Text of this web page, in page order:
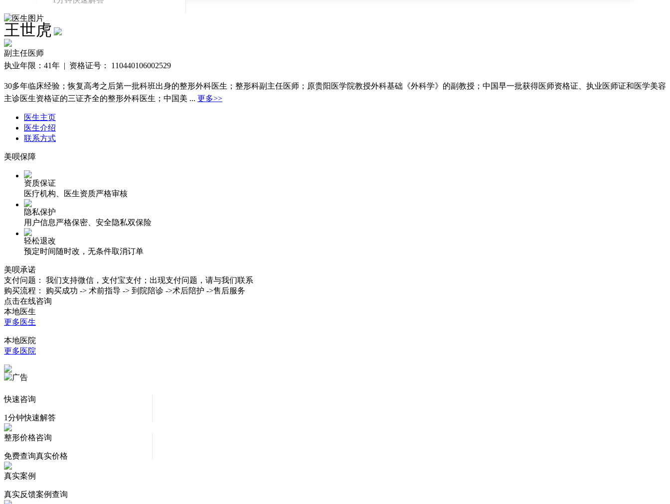
免费查询真实价
真实案例
询
王世虎
副主任医师
执业年限： 41年 | 资格证号： 110440106002529
30多年临床经验；恢复高考之后第一批科班出身的整形外科医生；整形科副主任医师；原贵阳医学院教授外科基础《外科学》的副教授；中国早一批获得医师资格证、执业医师证和医学美容
主诊医生资格证的三证齐全的整形外科医生；中国美 ... 更多>>
医生主页
医生介绍
联系方式
美呗保障
资质保证
医疗机构、医生资质严格审核
隐私保护
用户信息严格保密、安全隐私双保险
轻松退改
预定时间随时改，无条件取消订单
美呗承诺
支付问题： 我们支持微信，支付宝支付；出现支付问题，请与我们联系
购买流程：
购买成功 -> 术前指导 -> 到院陪诊 ->术后陪护 ->售后服务
点击在线咨询
本地医生
更多医生
本地医院
更多医院
快速咨询
1分钟快速解答
整形价格咨询
免费查询真实价格
真实案例
真实反馈案例查询